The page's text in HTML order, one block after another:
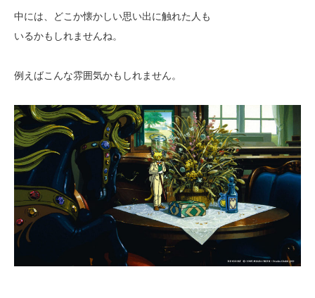
中には、どこか懐かしい思い出に触れた人も
いるかもしれませんね。
例えばこんな雰囲気かもしれません。